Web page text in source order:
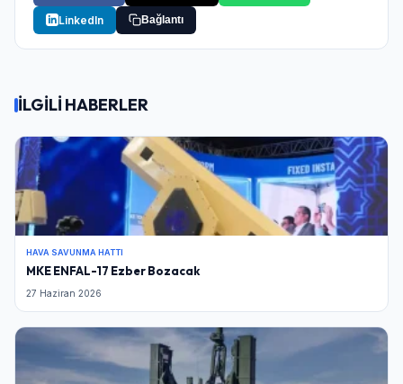
LinkedIn Bağlantı
İLGİLİ HABERLER
HAVA SAVUNMA HATTI
MKE ENFAL-17 Ezber Bozacak
27 Haziran 2026